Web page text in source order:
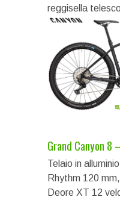
reggisella
Grand Canyon 8
Telaio in
Rhythm 120
Deore XT 12